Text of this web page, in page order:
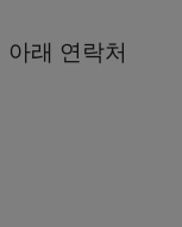
래 연락처